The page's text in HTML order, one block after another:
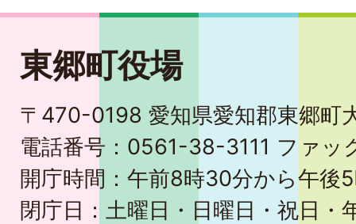
東郷町役場
〒470-0198 愛知県愛知郡東郷町
電話番号：0561-38-3111 ファ
開庁時間：午前8時30分から午後
閉庁日：土曜日・日曜日・祝日・